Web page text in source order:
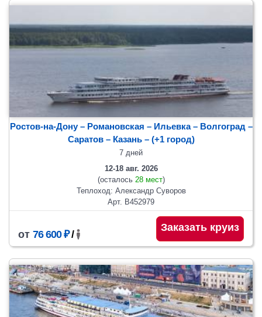
Ростов-на-Дону – Романовская – Ильевка – Волгоград –
Саратов– Казань – (+1 город)
7 дней
12-18 авг. 2026
(осталось 28 мест)
Теплоход: Александр Суворов
Арт. В452979
от 76 600 ₽/
Заказать круиз